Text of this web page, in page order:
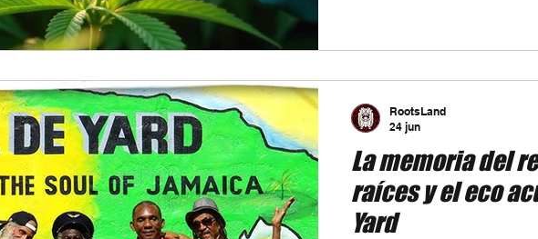
concluyente. El documental Cannabis and Cancer,
controversiales de los últim
La memoria del
raíces y el eco
Yard
RootsLand
24 jun